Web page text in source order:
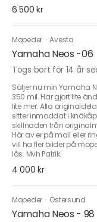
6 500 kr
Mopeder ·Avesta
Yamaha Neos -06
Togs bort för 14 år
Säljer nu min Yamaha
350 mil. Har gjort lite
lite mer. Alla
sitter inmoddat i
skillnaden från
Hör av er på mail eller
vill ha fler bilder på
lås. Mvh Patrik.
4 000 kr
Mopeder · Östersund
Yamaha Neos -